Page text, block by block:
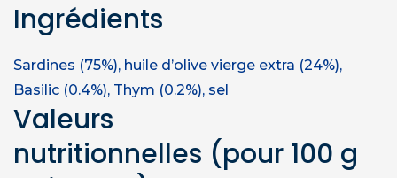
Ingrédients
Sardines (75%), huile d’olive vierge extra (24%),
Basilic (0.4%), Thym (0.2%), sel
Valeurs
nutritionnelles (pour 100 g